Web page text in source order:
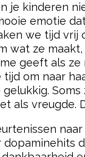
je kinderen
emotie
we tijd
ze
geeft als
om naar
als vreugde.